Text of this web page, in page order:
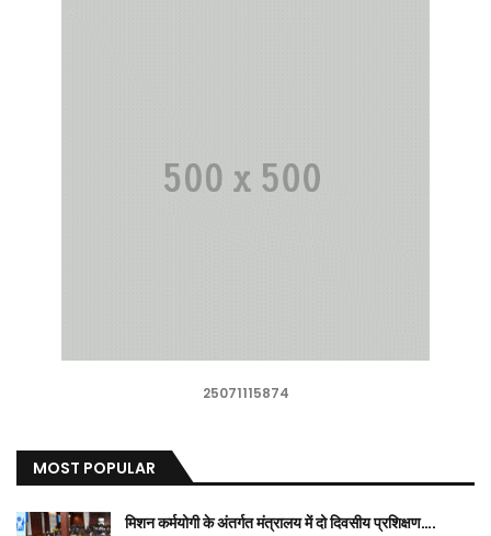
25071115874
MOST POPULAR
मिशन कर्मयोगी के अंतर्गत मंत्रालय में दो दिवसीय प्रशिक्षण….